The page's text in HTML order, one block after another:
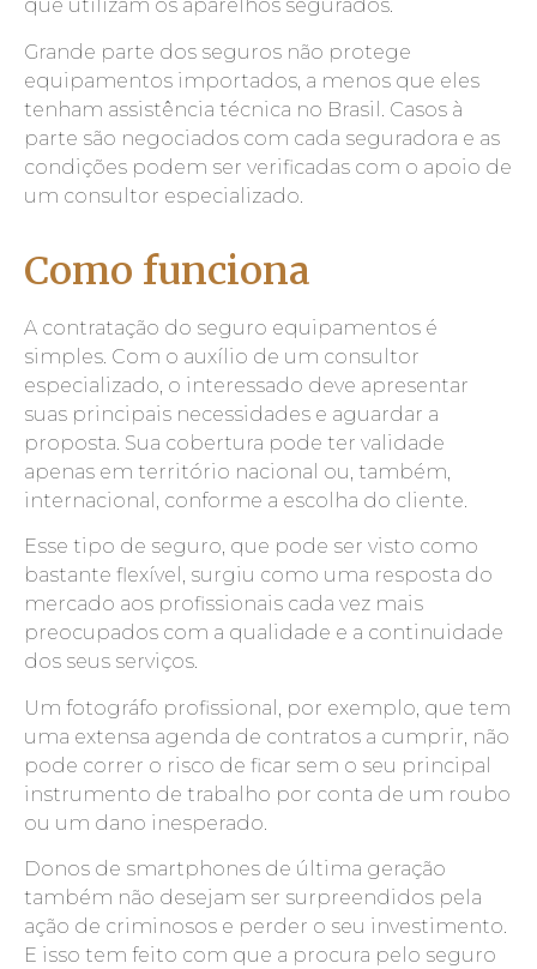
que utilizam os aparelhos segurados.
Grande parte dos seguros não protege
equipamentos importados, a menos que eles
tenham assistência técnica no Brasil. Casos à
parte são negociados com cada seguradora e as
condições podem ser verificadas com o apoio de
um consultor especializado.
Como funciona
A contratação do seguro equipamentos é
simples. Com o auxílio de um consultor
especializado, o interessado deve apresentar
suas principais necessidades e aguardar a
proposta. Sua cobertura pode ter validade
apenas em território nacional ou, também,
internacional, conforme a escolha do cliente.
Esse tipo de seguro, que pode ser visto como
bastante flexível, surgiu como uma resposta do
mercado aos profissionais cada vez mais
preocupados com a qualidade e a continuidade
dos seus serviços.
Um fotográfo profissional, por exemplo, que tem
uma extensa agenda de contratos a cumprir, não
pode correr o risco de ficar sem o seu principal
instrumento de trabalho por conta de um roubo
ou um dano inesperado.
Donos de smartphones de última geração
também não desejam ser surpreendidos pela
ação de criminosos e perder o seu investimento.
E isso tem feito com que a procura pelo seguro